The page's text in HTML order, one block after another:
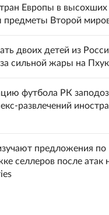
Европы в высохших
предметы Второй
двоих детей из
сильной жары на
футбола РК
развлечений
предложения по
селлеров после атак